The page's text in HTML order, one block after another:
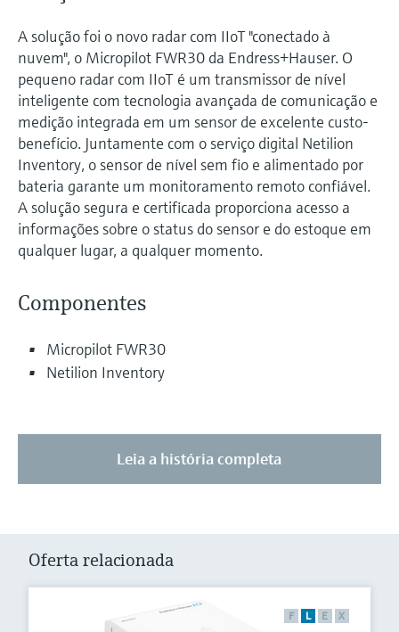
A solução foi o novo radar com IIoT "conectado à
nuvem", o Micropilot FWR30 da Endress+Hauser. O
pequeno radar com IIoT é um transmissor de nível
inteligente com tecnologia avançada de comunicação e
medição integrada em um sensor de excelente custo-
benefício. Juntamente com o serviço digital Netilion
Inventory, o sensor de nível sem fio e alimentado por
bateria garante um monitoramento remoto confiável.
A solução segura e certificada proporciona acesso a
informações sobre o status do sensor e do estoque em
qualquer lugar, a qualquer momento.
Componentes
Micropilot FWR30
Netilion Inventory
Leia a história completa
Oferta relacionada
F L E X